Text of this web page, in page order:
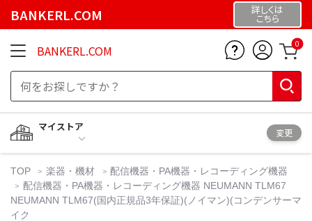
BANKERL.COM 詳しくは
こちら
BANKERL.COM 0
マイストア
変更
TOP 楽器・機材
配信機器・PA機器・レコーディング機器
配信機器・PA機器・レコーディング機器 NEUMANN TLM67
NEUMANN TLM67(国内正規品3年保証)(ノイマン)(コンデンサーマ
イク